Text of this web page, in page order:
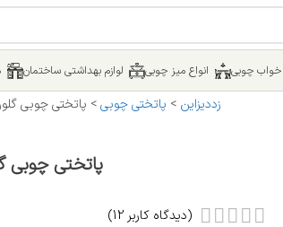
چوبی انواع میز چوبی لوازم بهداشتی ساختمان
زددیزاین > پاتختی چوبی> پاتختی چوبی
پاتختی چوبی
(دیدگاه کاربر12
)